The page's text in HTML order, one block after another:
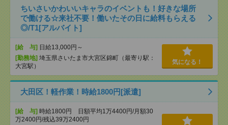
ちいさいかわいいキャラのイベントも！好きな場所
で働ける☆来社不要！働いたその日に給料もらえる
◎/T1[アルバイト]
[給 与] 日給13,000円～
[勤務地] 埼玉県さいたま市大宮区錦町（最寄り駅：
大宮駅）
気になる！
大田区！軽作業！時給1800円[派遣]
[給 与] 時給1800円 日額平均1万4400円/月額30
万2400円/残込39万2400円